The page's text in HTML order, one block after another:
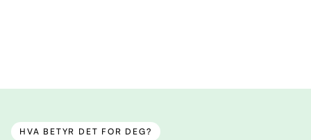
HVA BETYR DET FOR DEG?